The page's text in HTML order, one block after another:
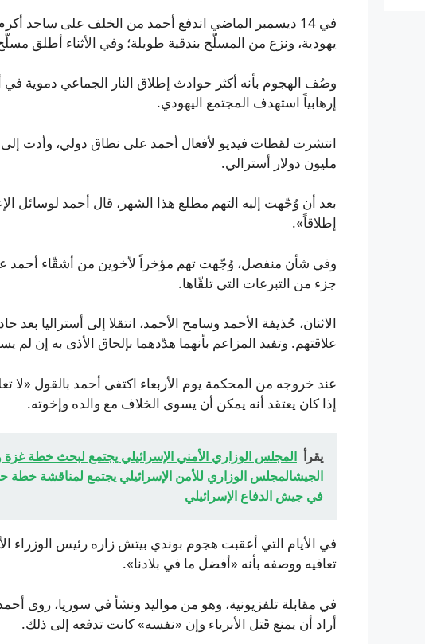
في 14 ديسمبر الماضي اندفع أحمد من الخلف على ساجد
يهودية، ونزع من المسلّح بندقية طويلة؛ وفي الأثناء أطلق
إرهابياً استهدف المجتمع اليهودي.
مليون دولار أسترالي.
بعد أن وُجّهت إليه التهم مطلع هذا الشهر، قال أحمد لوسائل
إطلاقاً».
وفي شأن منفصل، وُجّهت تهم مؤخراً لأخوين من أشقّاء أحمد على
جزء من التبرعات التي تلقّاها.
الاثنان، حُذيفة الأحمد وسامح الأحمد، انتقلا إلى أستراليا بعد
علاقتهم. وتفيد المزاعم بأنهما هدّدهما بإلحاق الأذى به إن لم يسلم لهما 100,000 دولار
عند خروجه من المحكمة يوم الأربعاء اكتفى أحمد بالقول «لا
إذا كان يعتقد أنه يمكن أن يسوى الخلاف مع والده وإخوته.
يقرأ المجلس الوزاري الأمني الإسرائيلي يجتمع لبحث خطة
الجيشالمجلس الوزاري للأمن الإسرائيلي يجتمع لمناقشة
في جيش الدفاع الإسرائيلي
في الأيام التي أعقبت هجوم بوندي بيتش زاره رئيس الوزراء
تعافيه ووصفه بأنه «أفضل ما في بلادنا».
في مقابلة تلفزيونية، وهو من مواليد ونشأ في سوريا، روى
أراد أن يمنع قَتل الأبرياء وإن «نفسه» كانت تدفعه إلى ذلك.